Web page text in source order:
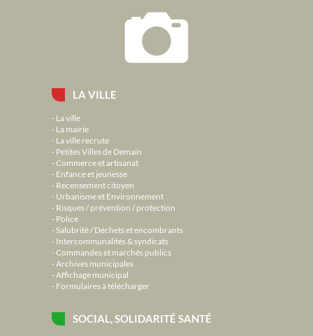
LA VILLE
La ville
La mairie
La ville recrute
Petites Villes de Demain
Commerce et artisanat
Enfance et jeunesse
Recensement citoyen
Urbanisme et Environnement
Risques / prévention / protection
Police
Salubrité / Déchets et encombrants
Intercommunalités & syndicats
Commandes et marchés publics
Archives municipales
Affichage municipal
Formulaires à télécharger
SOCIAL, SOLIDARITÉ SANTÉ